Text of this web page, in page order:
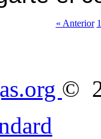
« Anterior 1
©